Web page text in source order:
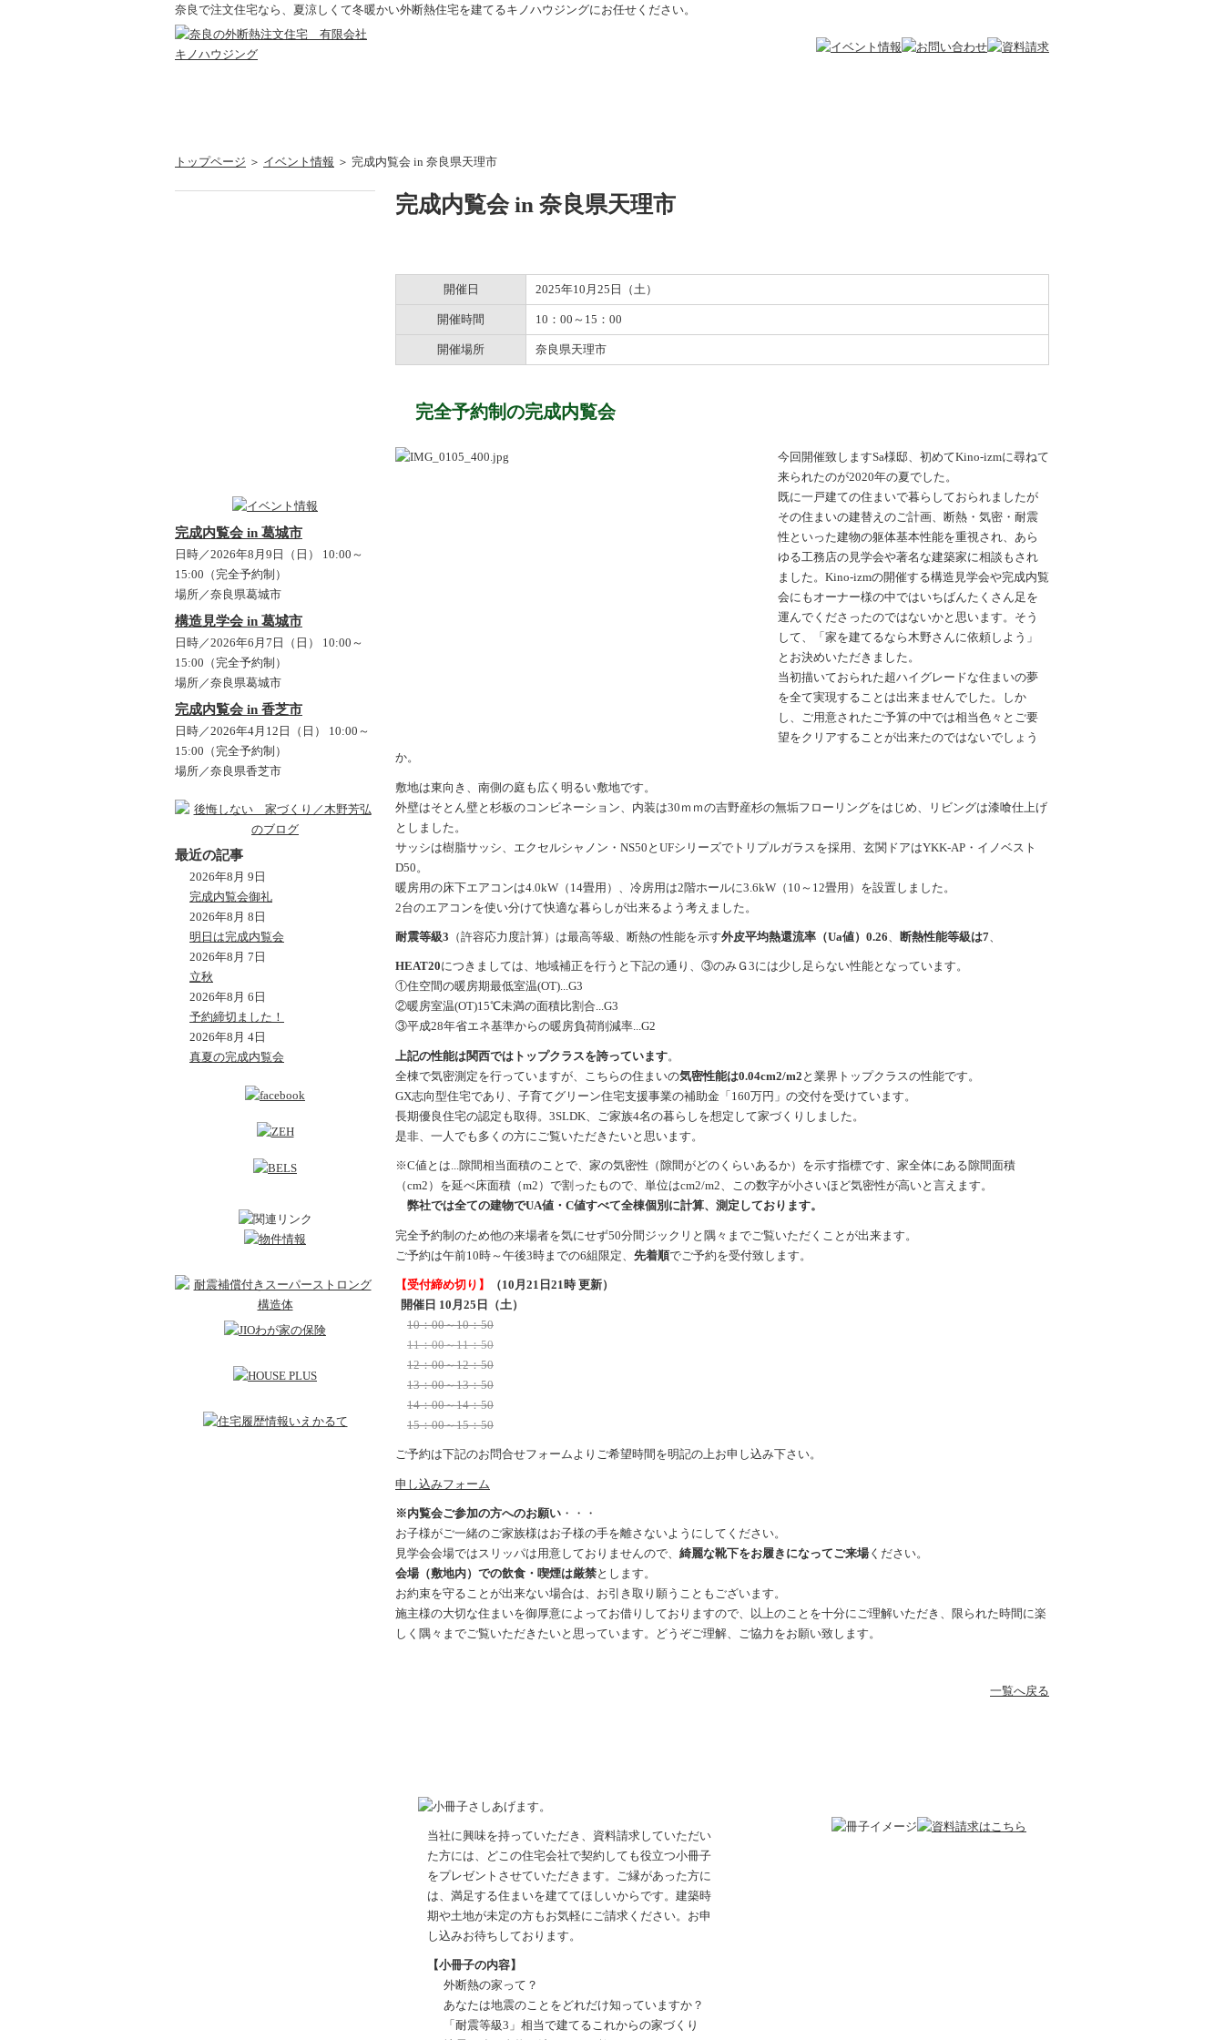
奈良で注文住宅なら、夏涼しくて冬暖かい外断熱住宅を建てるキノハウジングにお任せください。
トップページ ＞ イベント情報 ＞ 完成内覧会 in 奈良県天理市
完成内覧会 in 奈良県天理市
開催日 2025年10月25日（土）
開催時間 10：00～15：00
開催場所 奈良県天理市
完全予約制の完成内覧会
今回開催致しますSa様邸、初めてKino-izmに尋ねて
来られたのが2020年の夏でした。
既に一戸建ての住まいで暮らしておられましたが
その住まいの建替えのご計画、断熱・気密・耐震
性といった建物の躯体基本性能を重視され、あら
ゆる工務店の見学会や著名な建築家に相談もされ
ました。Kino-izmの開催する構造見学会や完成内覧
会にもオーナー様の中ではいちばんたくさん足を
運んでくださったのではないかと思います。そう
して、「家を建てるなら木野さんに依頼しよう」
とお決めいただきました。
当初描いておられた超ハイグレードな住まいの夢
を全て実現することは出来ませんでした。しか
し、ご用意されたご予算の中では相当色々とご要
望をクリアすることが出来たのではないでしょう
か。
敷地は東向き、南側の庭も広く明るい敷地です。
外壁はそとん壁と杉板のコンビネーション、内装は30ｍｍの吉野産杉の無垢フローリングをはじめ、リビングは漆喰仕上げ
としました。
サッシは樹脂サッシ、エクセルシャノン・NS50とUFシリーズでトリプルガラスを採用、玄関ドアはYKK-AP・イノベスト
D50。
暖房用の床下エアコンは4.0kW（14畳用）、冷房用は2階ホールに3.6kW（10～12畳用）を設置しました。
2台のエアコンを使い分けて快適な暮らしが出来るよう考えました。
耐震等級3 （許容応力度計算）は最高等級、断熱の性能を示す外皮平均熱還流率（Ua値）0.26、 断熱性能等級は7、
HEAT20につきましては、地域補正を行うと下記の通り、③のみＧ3には少し足らない性能となっています。
①住空間の暖房期最低室温(OT)...G3
②暖房室温(OT)15℃未満の面積比割合...G3
③平成28年省エネ基準からの暖房負荷削減率...G2
上記の性能は関西ではトップクラスを誇っています。
全棟で気密測定を行っていますが、こちらの住まいの気密性能は0.04cm2/m2 と業界トップクラスの性能です。
GX志向型住宅であり、子育てグリーン住宅支援事業の補助金「160万円」の交付を受けています。
長期優良住宅の認定も取得。3SLDK、ご家族4名の暮らしを想定して家づくりしました。
是非、一人でも多くの方にご覧いただきたいと思います。
※C値とは...隙間相当面積のことで、家の気密性（隙間がどのくらいあるか）を示す指標です、家全体にある隙間面積
（cm2）を延べ床面積（m2）で割ったもので、単位はcm2/m2、この数字が小さいほど気密性が高いと言えます。
弊社では全ての建物でUA値・C値すべて全棟個別に計算、測定しております。
完全予約制のため他の来場者を気にせず50分間ジックリと隅々までご覧いただくことが出来ます。
ご予約は午前10時～午後3時までの6組限定、 先着順でご予約を受付致します。
【受付締め切り】
（10月21日21時 更新）
開催日 10月25日（土）
10：00～10：50
11：00～11：50
12：00～12：50
13：00～13：50
14：00～14：50
15：00～15：50
ご予約は下記のお問合せフォームよりご希望時間を明記の上お申し込み下さい。
申し込みフォーム
※内覧会ご参加の方へのお願い ・・・
お子様がご一緒のご家族様はお子様の手を離さないようにしてください。
見学会会場ではスリッパは用意しておりませんので、 綺麗な靴下をお履きになってご来場ください。
会場（敷地内）での飲食・喫煙は厳禁とします。
お約束を守ることが出来ない場合は、お引き取り願うこともございます。
施主様の大切な住まいを御厚意によってお借りしておりますので、以上のことを十分にご理解いただき、限られた時間に楽
しく隅々までご覧いただきたいと思っています。どうぞご理解、ご協力をお願い致します。
一覧へ戻る
当社に興味を持っていただき、資料請求していただい
た方には、どこの住宅会社で契約しても役立つ小冊子
をプレゼントさせていただきます。ご縁があった方に
は、満足する住まいを建ててほしいからです。建築時
期や土地が未定の方もお気軽にご請求ください。お申
し込みお待ちしております。
【小冊子の内容】
外断熱の家って？
あなたは地震のことをどれだけ知っていますか？
「耐震等級3」相当で建てるこれからの家づくり
完成内覧会 in 葛城市
日時／2026年8月9日（日） 10:00～
15:00（完全予約制）
場所／奈良県葛城市
構造見学会 in 葛城市
日時／2026年6月7日（日） 10:00～
15:00（完全予約制）
場所／奈良県葛城市
完成内覧会 in 香芝市
日時／2026年4月12日（日） 10:00～
15:00（完全予約制）
場所／奈良県香芝市
最近の記事
2026年8月 9日
完成内覧会御礼
2026年8月 8日
明日は完成内覧会
2026年8月 7日
立秋
2026年8月 6日
予約締切ました！
2026年8月 4日
真夏の完成内覧会